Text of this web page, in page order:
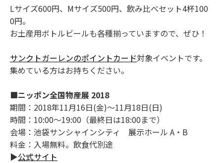
Lサイズ600円、Mサイズ500円、飲み比べセット4杯100
0円。
お土産用ボトルビールも各種揃っていますので、ぜひ！
サンクトガーレンのポイントカード対象イベントです。
集めている方はお持ちください。
■ニッポン全国物産展 2018
期間：2018年11月16日(金)～11月18日(日)
時間：10:00～19:00（最終日は18:00まで）
会場：池袋サンシャインシティ 展示ホール A・B
料金：入場無料。飲食代別途
▶公式サイト